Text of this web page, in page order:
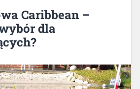
Caribbean –
dla